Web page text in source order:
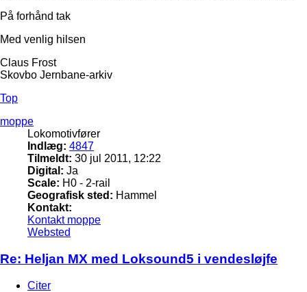
På forhånd tak
Med venlig hilsen
Claus Frost
Skovbo Jernbane-arkiv
Top
moppe
Lokomotivfører
Indlæg: 4847
Tilmeldt: 30 jul 2011, 12:22
Digital: Ja
Scale: H0 - 2-rail
Geografisk sted: Hammel
Kontakt:
Kontakt moppe
Websted
Re: Heljan MX med Loksound5 i vendesløjfe
Citer